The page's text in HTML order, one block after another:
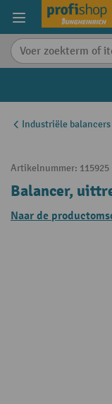
content
Industriële balancers
Artikelnummer: 115925
Balancer,
Naar de